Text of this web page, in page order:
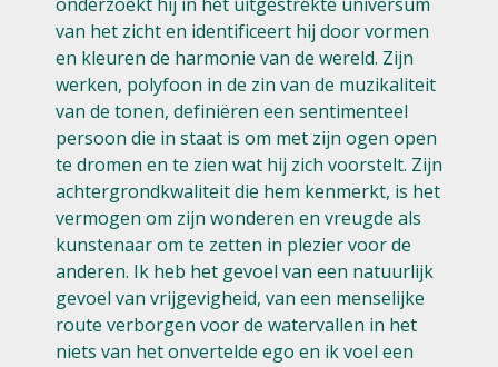
van het zicht en identificeert hij door vormen
en kleuren de harmonie van de wereld. Zijn
werken, polyfoon in de zin van de muzikaliteit
van de tonen, definiëren een sentimenteel
persoon die in staat is om met zijn ogen open
te dromen en te zien wat hij zich voorstelt. Zijn
achtergrondkwaliteit die hem kenmerkt, is het
vermogen om zijn wonderen en vreugde als
kunstenaar om te zetten in plezier voor de
anderen. Ik heb het gevoel van een natuurlijk
gevoel van vrijgevigheid, van een menselijke
route verborgen voor de watervallen in het
niets van het onvertelde ego en ik voel een